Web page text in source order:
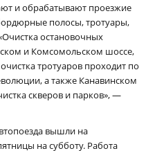
и обрабатывают проезжие
полосы, тротуары,
остановочных
и Комсомольском шоссе,
тротуаров проходит по
а также Канавинском
скверов и парков», —
вышли на
на субботу. Работа